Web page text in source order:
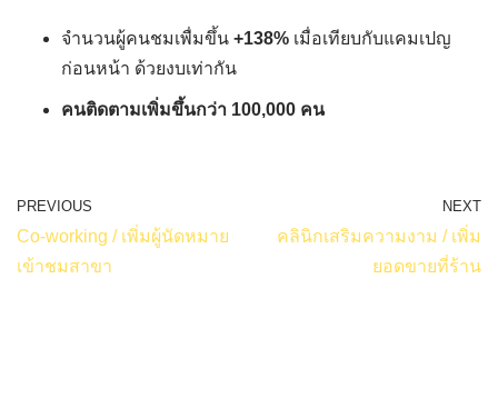
จำนวนผู้คนชมเพื่มขึ้น +138% เมื่อเทียบกับแคมเปญ
ก่อนหน้า ด้วยงบเท่ากัน
คนติดตามเพิ่มขึ้นกว่า 100,000 คน
PREVIOUS
Co-working / เพิ่มผู้นัดหมาย
เข้าชมสาขา
NEXT
คลินิกเสริมความงาม / เพิ่ม
ยอดขายที่ร้าน